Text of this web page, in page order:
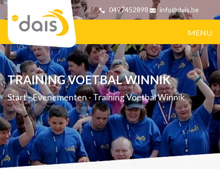
0497452898 info@dais.be
MENU
TRAINING VOETBAL WINNIK
Start-Evenementen-Training Voetbal Winnik